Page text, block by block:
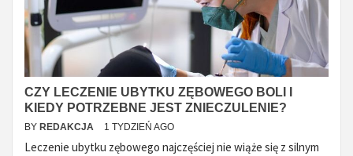
CZY LECZENIE UBYTKU ZĘBOWEGO BOLI I
KIEDY POTRZEBNE JEST ZNIECZULENIE?
BY REDAKCJA 1 TYDZIEŃ AGO
Leczenie ubytku zębowego najczęściej nie wiąże się z silnym